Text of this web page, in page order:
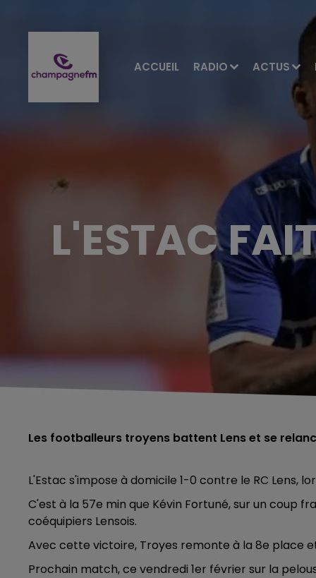
ACCUEIL RADIO ACTUS
L'ESTAC
Les footballeurs troyens battent Lens et se
L'Estac s'impose à domicile 1-0 contre le RC Lens,
C'est à la 57e min que Kévin Fortuné, sur un coup
coéquipiers Lensois.
Avec cette victoire, Troyes remonte à la 8e place
Prochain match, ce vendredi 1er février sur la